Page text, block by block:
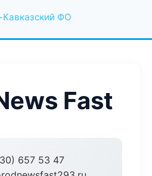
ФО
Fast
657 53 47